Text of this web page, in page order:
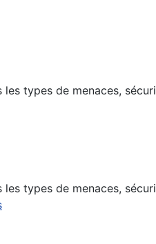
types de menaces,
types de menaces,